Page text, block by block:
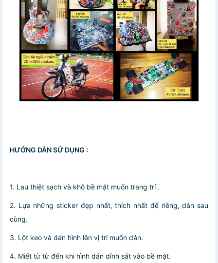
HƯỚNG DẪN SỬ DỤNG :
1. Lau thiệt sạch và khô bề mặt muốn trang trí .
2. Lựa những sticker đẹp nhất, thích nhất để riêng, dán sau
cùng.
3. Lột keo và dán hình lên vị trí muốn dán.
4. Miết từ từ đến khi hình dán dính sát vào bề mặt.